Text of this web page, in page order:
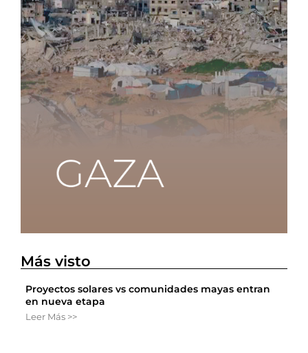
Más visto
Proyectos solares vs comunidades mayas entran
en nueva etapa
Leer Más >>